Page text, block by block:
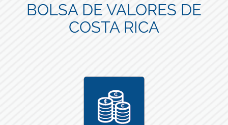
BOLSA DE VALORES DE
COSTA RICA